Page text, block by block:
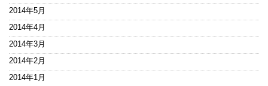
2014年5月
2014年4月
2014年3月
2014年2月
2014年1月